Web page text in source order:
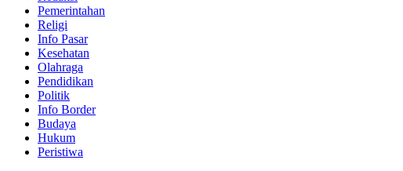
Pemerintahan
Religi
Info Pasar
Kesehatan
Olahraga
Pendidikan
Politik
Info Border
Budaya
Hukum
Peristiwa